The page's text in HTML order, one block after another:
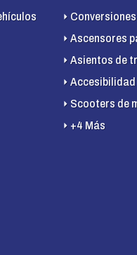
Ascensores
Asientos de
Scooters de
+4 Más